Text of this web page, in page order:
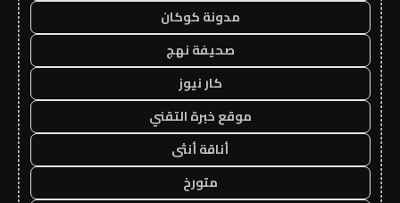
مدونة كوكان
صحيفة نهج
كار نيوز
موقع خبرة التقني
أناقة أنثى
متورخ